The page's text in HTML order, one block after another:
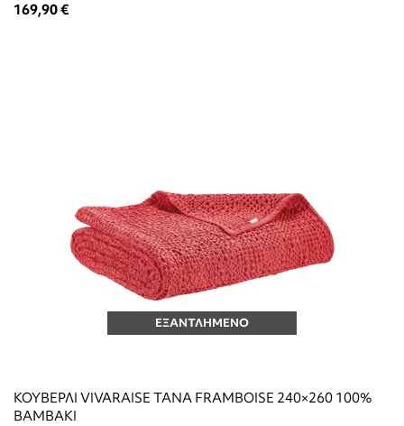
169,90 €
ΕΞΑΝΤΛΗΜΕΝΟ
ΚΟΥΒΕΡΛΙ VIVARAISE TANA FRAMBOISE 240×260 100%
ΒΑΜΒΑΚΙ